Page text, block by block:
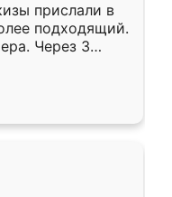
прислали в
подходящий.
Через 3
Остались
Ренессанс